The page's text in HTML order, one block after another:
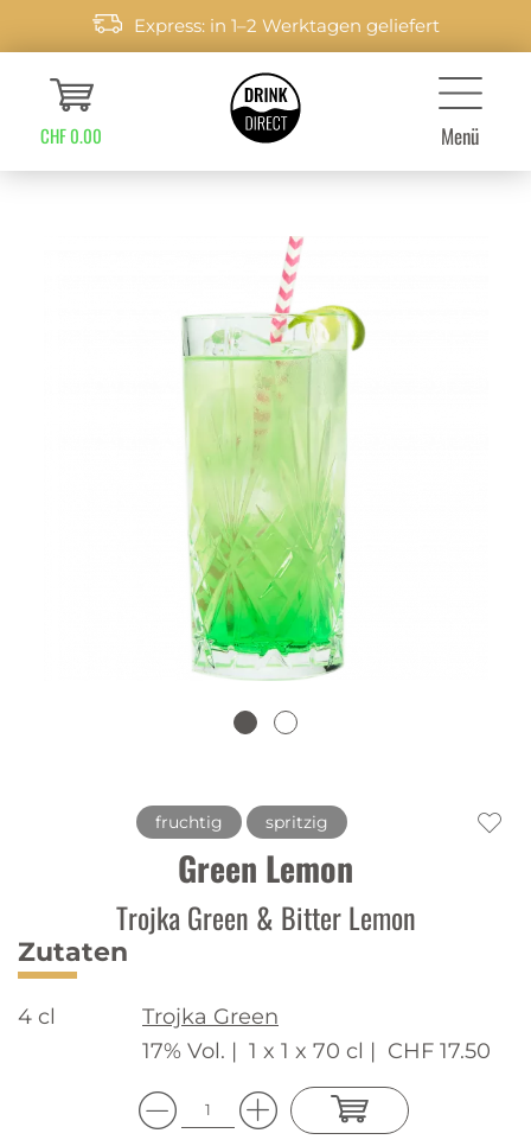
Express: in 1–2 Werktagen geliefert
CHF 0.00 Menü
fruchtig spritzig
Green Lemon
Trojka Green & Bitter Lemon
Zutaten
4 cl
Trojka Green
17% Vol. | 1 x 1 x 70 cl | CHF 17.50